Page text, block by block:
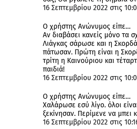
16 Σεπτεμβρίου 2022 στις
Ο χρήστης Ανώνυμος είπε…
Αν διαβάσει κανείς μόνο τα
Λιάγκας σάρωσε και η
πάτωσαν. Πρώτη είναι η
τρίτη η Καινούριου και
παιδιά!
16 Σεπτεμβρίου 2022 στις
Ο χρήστης Ανώνυμος είπε…
Χαλάρωσε εσύ λίγο. όλοι
ξεκίνησαν. Περίμενε να μπει
16 Σεπτεμβρίου 2022 στις